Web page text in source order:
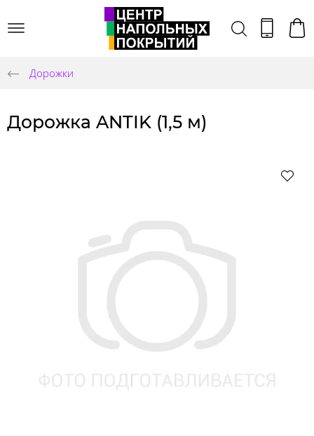
Дорожки
Дорожка ANTIK (1,5 м)